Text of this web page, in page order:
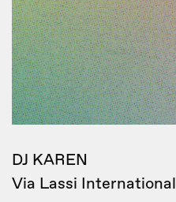
DJ KAREN
Via Lassi International